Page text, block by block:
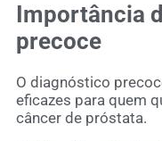
Importância
precoce
O diagnóstico
eficazes para quem
câncer de próstata.